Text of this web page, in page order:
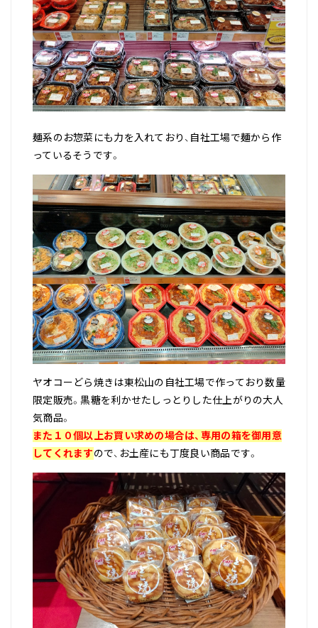
麺系のお惣菜にも力を入れており、自社工場で麺から作
っているそうです。
ヤオコーどら焼きは東松山の自社工場で作っており数量
限定販売。黒糖を利かせたしっとりした仕上がりの大人
気商品。
また１０個以上お買い求めの場合は、専用の箱を御用意
してくれますので、お土産にも丁度良い商品です。